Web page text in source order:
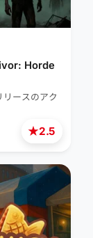
★2.5
Horde
ースのアク